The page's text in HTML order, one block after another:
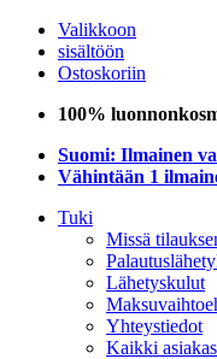
Valikkoon
sisältöön
Ostoskoriin
100%
Suomi: Ilmainen
Vähintään 1
Tuki
Missä
Lähetyskulut
Yhteystiedot
Kaikki